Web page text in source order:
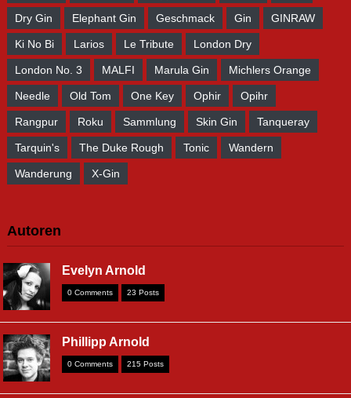
Dry Gin Elephant Gin Geschmack Gin GINRAW
Ki No Bi Larios Le Tribute London Dry
London No. 3 MALFI Marula Gin Michlers Orange
Needle Old Tom One Key Ophir Opihr
Rangpur Roku Sammlung Skin Gin Tanqueray
Tarquin's The Duke Rough Tonic Wandern
Wanderung X-Gin
Autoren
Evelyn Arnold
0 Comments 23 Posts
Phillipp Arnold
0 Comments 215 Posts